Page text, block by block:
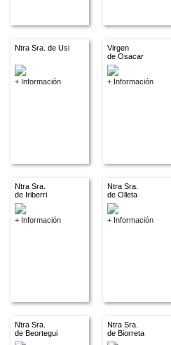
Ntra Sra. de Usi
+ Información
Virgen
de Osacar
+ Información
Ntra Sra.
de Iriberri
+ Información
Ntra Sra.
de Olleta
+ Información
Ntra Sra.
de Beortegui
Ntra Sra.
de Biorreta